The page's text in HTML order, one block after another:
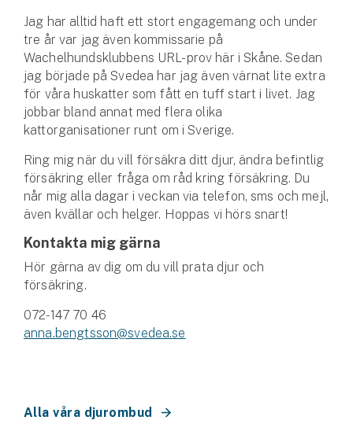
Djurförsäkring
Hem & hus
Hemförsäkring
Villaförsäkring
Bostadsrättsförsäkring
Hyresrättsförsäkring
Företagsförsäkring
Bilförsäkring för företag
Drönarförsäkring
Jag har alltid haft ett stort engagemang och under
tre år var jag även kommissarie på
Wachelhundsklubbens URL-prov här i Skåne. Sedan
jag började på Svedea har jag även värnat lite extra
för våra huskatter som fått en tuff start i livet. Jag
jobbar bland annat med flera olika
kattorganisationer runt om i Sverige.
Ring mig när du vill försäkra ditt djur, ändra befintlig
försäkring eller fråga om råd kring försäkring. Du
når mig alla dagar i veckan via telefon, sms och mejl,
även kvällar och helger. Hoppas vi hörs snart!
Kontakta mig gärna
Hör gärna av dig om du vill prata djur och
försäkring.
072-147 70 46
anna.bengtsson@svedea.se
Alla våra djurombud